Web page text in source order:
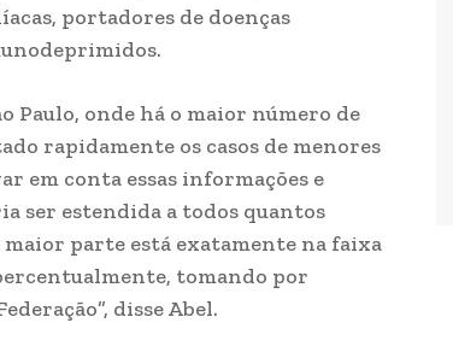
portadores de doenças
Paulo, onde há o maior número de
rapidamente os casos de menores
em conta essas informações e
ser estendida a todos quantos
parte está exatamente na faixa
tomando por
disse Abel.